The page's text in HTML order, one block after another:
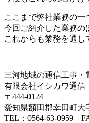
ここまで弊社業務の一
今回ご紹介した業務の
これからも業務を通
三河地域の通信工事・
有限会社イシカワ通信
〒444-0124
愛知県額田郡幸田町大
TEL：0564-63-0959